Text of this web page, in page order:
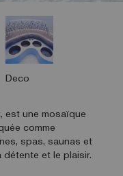
Deco
est une mosaïque
comme
spas, saunas et
et le plaisir.